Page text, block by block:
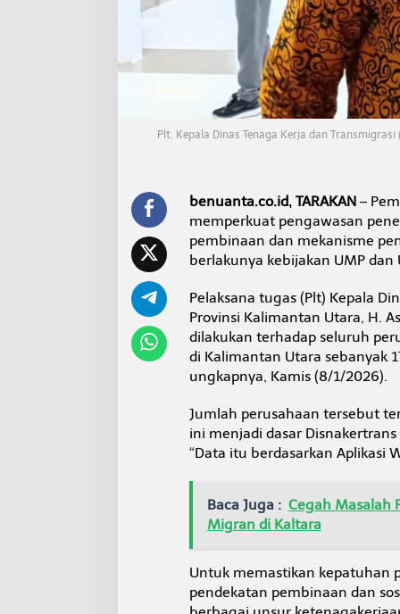
r
a
n
s
B
u
k
a
a
A
d
u
n
P
e
l
a
n
a
r
a
M
P
/
U
M
Plt. Kepala Dinas Tenaga Kerja dan
benuanta.co.id, TARAKAN–
memperkuat pengawasan
pembinaan dan mekanisme
berlakunya kebijakan UMP dan
Pelaksana tugas (Plt) Kepala
Provinsi Kalimantan Utara, H.
dilakukan terhadap seluruh
di Kalimantan Utara sebanyak
ungkapnya, Kamis (8/1/2026).
Jumlah perusahaan tersebut
ini menjadi dasar
“Data itu berdasarkan Aplikasi
Baca Juga : Cegah Masalah
Migran di Kaltara
Untuk memastikan kepatuhan
pendekatan pembinaan dan